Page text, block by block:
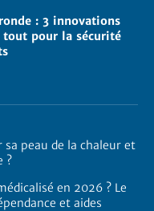
: 3 innovations
tout pour la sécurité
peau de la chaleur et
?
en 2026 ? Le
et aides